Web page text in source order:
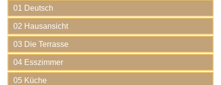
01 Deutsch
02 Hausansicht
03 Die Terrasse
04 Esszimmer
05 Küche